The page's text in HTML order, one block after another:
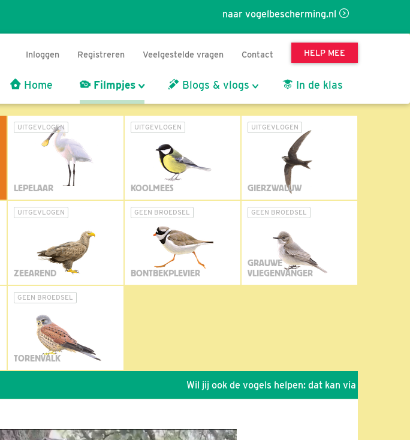
naar vogelbescherming.nl
Inloggen Registreren Veelgestelde vragen Contact HELP MEE
Home Filmpjes Blogs & vlogs In de klas
UITGEVLOGEN
LEPELAAR
UITGEVLOGEN
KOOLMEES
UITGEVLOGEN
GIERZWALUW
UITGEVLOGEN
ZEEAREND
GEEN BROEDSEL
BONTBEKPLEVIER
GEEN BROEDSEL
GRAUWE
VLIEGENVANGER
GEEN BROEDSEL
TORENVALK
Wil jij ook de vogels helpen: dat kan via de link!